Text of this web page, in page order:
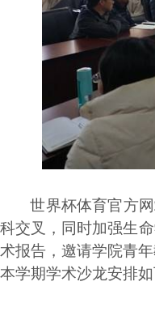
世界杯体育官方
科交叉，同时加强生
术报告，邀请学院青
本学期学术沙龙安排如